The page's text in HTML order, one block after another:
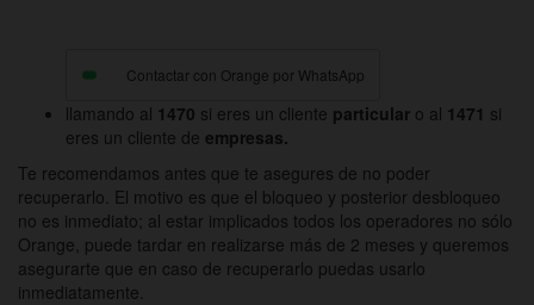
Contactar con Orange por WhatsApp
llamando al 1470 si eres un cliente particular o al 1471 si
eres un cliente de empresas.
Te recomendamos antes que te asegures de no poder
recuperarlo. El motivo es que el bloqueo y posterior desbloqueo
no es inmediato; al estar implicados todos los operadores no sólo
Orange, puede tardar en realizarse más de 2 meses y queremos
asegurarte que en caso de recuperarlo puedas usarlo
inmediatamente.